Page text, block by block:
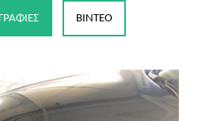
ΒΊΝΤΕΟ